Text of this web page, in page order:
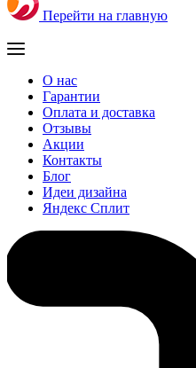
Перейти на главную
О нас
Гарантии
Оплата и доставка
Отзывы
Акции
Контакты
Блог
Идеи дизайна
Яндекс Сплит